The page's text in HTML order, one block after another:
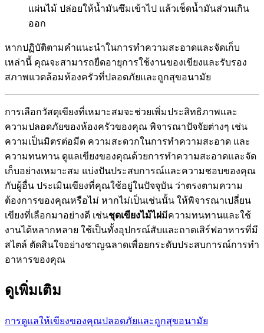
แผ่นไม้ ปล่อยให้น้ำมันซึมเข้าไป แล้วเช็ดน้ำมันส่วนเกิน
ออก
หากปฏิบัติตามคำแนะนำในการทำความสะอาดและจัดเก็บ
เหล่านี้ คุณจะสามารถยืดอายุการใช้งานของเขียงและรับรอง
สภาพแวดล้อมห้องครัวที่ปลอดภัยและถูกสุขอนามัย
การเลือกวัสดุเขียงที่เหมาะสมจะช่วยเพิ่มประสิทธิภาพและ
ความปลอดภัยของห้องครัวของคุณ พิจารณาปัจจัยต่างๆ เช่น
ความเป็นมิตรต่อมีด ความสะดวกในการทำความสะอาด และ
ความทนทาน ดูแลเขียงของคุณด้วยการทำความสะอาดและจัด
เก็บอย่างเหมาะสม แบ่งปันประสบการณ์และความชอบของคุณ
กับผู้อื่น ประเมินเขียงที่คุณใช้อยู่ในปัจจุบัน ว่าตรงตามความ
ต้องการของคุณหรือไม่ หากไม่เป็นเช่นนั้น ให้พิจารณาเปลี่ยน
เขียงที่เลือกมาอย่างดี เช่นชุดเขียงไม้ไผ่มีความทนทานและใช้
งานได้หลากหลาย ใช้เป็นทั้งอุปกรณ์สับและถาดเสิร์ฟอาหารที่มี
สไตล์ ตัดสินใจอย่างชาญฉลาดเพื่อยกระดับประสบการณ์การทำ
อาหารของคุณ
ดูเพิ่มเติม
การดูแลให้เขียงของคุณปลอดภัยและถูกสุขอนามัย